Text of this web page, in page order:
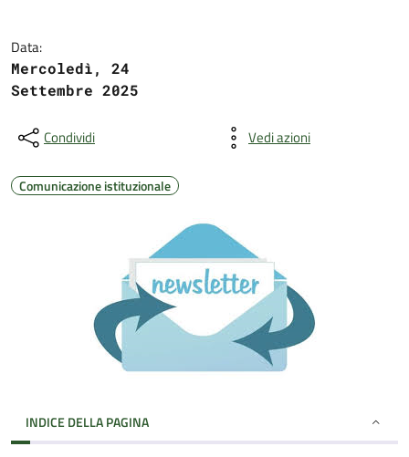
Data:
Mercoledì, 24
Settembre 2025
Condividi Vedi azioni
Comunicazione istituzionale
INDICE DELLA PAGINA